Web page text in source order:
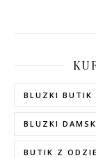
BLUZKI BUTIK
BLUZKI
BUTIK Z